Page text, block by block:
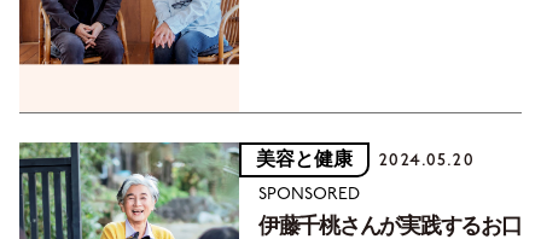
美容と健康 2024.05.20
SPONSORED
伊藤千桃さんが実践するお口